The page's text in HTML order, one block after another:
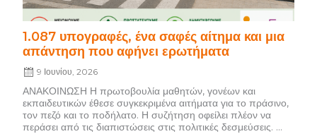
1.087 υπογραφές, ένα σαφές αίτημα και μια
απάντηση που αφήνει ερωτήματα
9 Ιουνίου, 2026
ΑΝΑΚΟΙΝΩΣΗ Η πρωτοβουλία μαθητών, γονέων και
εκπαιδευτικών έθεσε συγκεκριμένα αιτήματα για το πράσινο,
τον πεζό και το ποδήλατο. Η συζήτηση οφείλει πλέον να
περάσει από τις διαπιστώσεις στις πολιτικές δεσμεύσεις. ...